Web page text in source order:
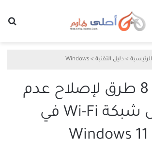
الرئيسية > دليل التقنية >
Windows
أفضل 8 طرق لإصلاح عدم
عمل شبكة Wi-Fi في
Windows 11